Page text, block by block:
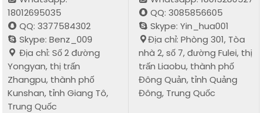
18012695035
QQ: 3377584302
Skype: Benz_009
Địa chỉ: Số 2 đường
Yongyan, thị trấn
Zhangpu, thành phố
Kunshan, tỉnh Giang Tô,
Trung Quốc
QQ: 3085856605
Skype: Yin_hua001
Địa chỉ: Phòng 301, Tòa
nhà 2, số 7, đường Fulei, thị
trấn Liaobu, thành phố
Đông Quản, tỉnh Quảng
Đông, Trung Quốc